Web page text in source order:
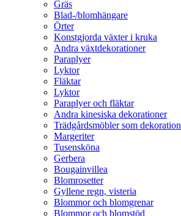
Gräs
Blad-/blomhängare
Örter
Konstgjorda växter i kruka
Andra växtdekorationer
Paraplyer
Lyktor
Fläktar
Lyktor
Paraplyer och fläktar
Andra kinesiska dekorationer
Trädgårdsmöbler som dekoration
Margeriter
Tusensköna
Gerbera
Bougainvillea
Blomrosetter
Gyllene regn, visteria
Blommor och blomgrenar
Blommor och blomstöd